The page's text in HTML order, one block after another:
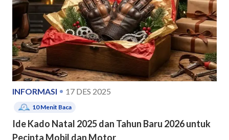
INFORMASI 17 DES 2025
10Menit Baca
Ide Kado Natal 2025 dan Tahun Baru 2026 untuk
Pecinta Mobil dan Motor